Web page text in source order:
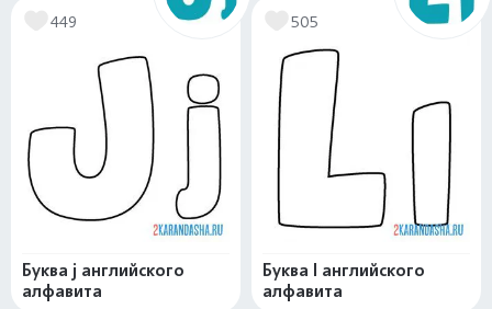
449
Буква j английского
алфавита
505
Буква l английского
алфавита